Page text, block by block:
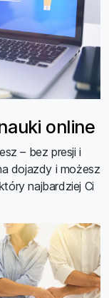
online
– bez presji i
dojazdy i możesz
najbardziej Ci